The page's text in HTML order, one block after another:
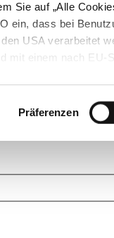
Sie auf „Alle
ein, dass bei
USA verarbeitet
mit einem nach
Präferenzen
Stellen Sie Ihre